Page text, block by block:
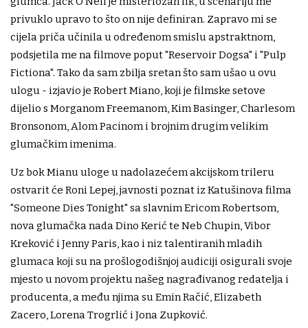
privuklo upravo to što on nije definiran. Zapravo mi se
cijela priča učinila u određenom smislu apstraktnom,
podsjetila me na filmove poput "Reservoir Dogsa" i "Pulp
Fictiona". Tako da sam zbilja sretan što sam ušao u ovu
ulogu - izjavio je Robert Miano, koji je filmske setove
dijelio s Morganom Freemanom, Kim Basinger, Charlesom
Bronsonom, Alom Pacinom i brojnim drugim velikim
glumačkim imenima.
Uz bok Mianu uloge u nadolazećem akcijskom trileru
ostvarit će Roni Lepej, javnosti poznat iz Katušinova filma
"Someone Dies Tonight" sa slavnim Ericom Robertsom,
nova glumačka nada Dino Kerić te Neb Chupin, Vibor
Kreković i Jenny Paris, kao i niz talentiranih mladih
glumaca koji su na prošlogodišnjoj audiciji osigurali svoje
mjesto u novom projektu našeg nagrađivanog redatelja i
producenta, a među njima su Emin Račić, Elizabeth
Zacero, Lorena Trogrlić i Jona Zupković.